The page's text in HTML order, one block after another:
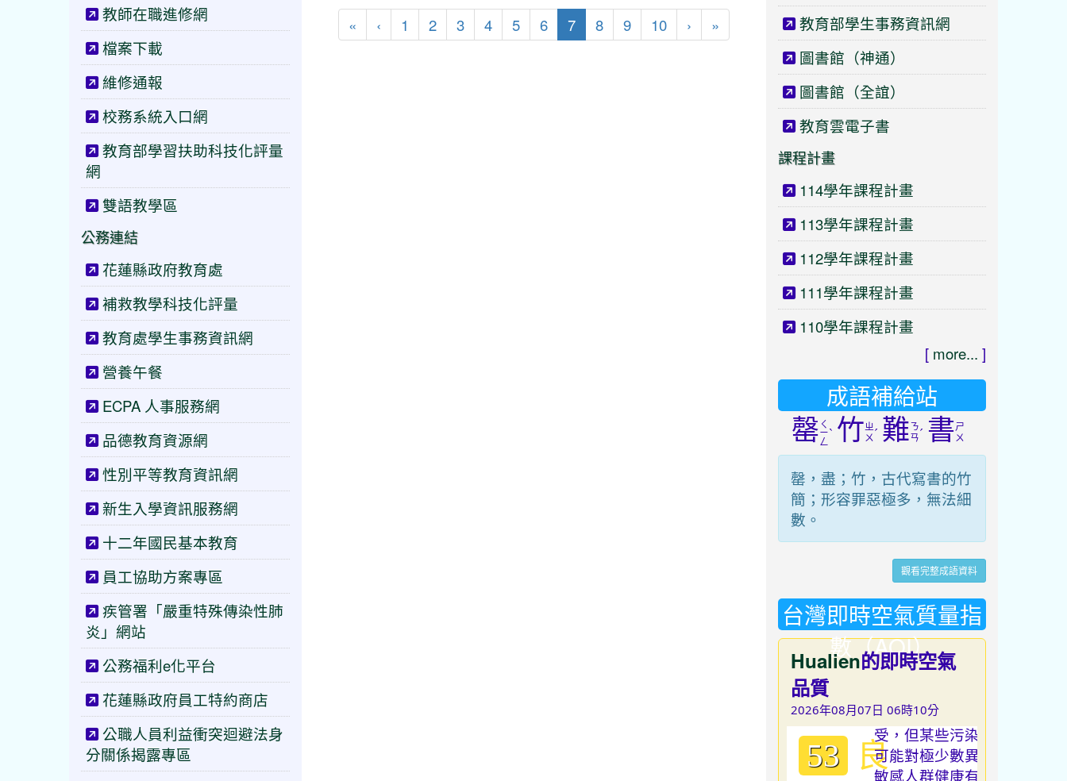
«第一頁
‹上一頁
1 2 3 4 5 6 7(目前頁次)
8 9 10 ›下一頁
»最後頁
教師在職進修網
檔案下載
維修通報
校務系統入口網
教育部學習扶助科技化評量
網
雙語教學區
公務連結
花蓮縣政府教育處
補救教學科技化評量
教育處學生事務資訊網
營養午餐
ECPA 人事服務網
品德教育資源網
性別平等教育資訊網
新生入學資訊服務網
十二年國民基本教育
員工協助方案專區
疾管署「嚴重特殊傳染性肺
炎」網站
公務福利e化平台
花蓮縣政府員工特約商店
公職人員利益衝突迴避法身
分關係揭露專區
教育部學生事務資訊網
圖書館（神通）
圖書館（全誼）
教育雲電子書
課程計畫
114學年課程計畫
113學年課程計畫
112學年課程計畫
111學年課程計畫
110學年課程計畫
[ more... ]
成語補給站
罄 ㄑ
ㄧ
ㄥ
ˋ 竹ㄓ
ㄨˊ 難 ㄋ
ㄢˊ 書 ㄕ
ㄨ
罄，盡；竹，古代寫書的竹
簡；形容罪惡極多，無法細
數。
觀看完整成語資料
台灣即時空氣質量指
數（AQI）
Hualien的即時空氣
品質
2026年08月07日 06時10分
53 良